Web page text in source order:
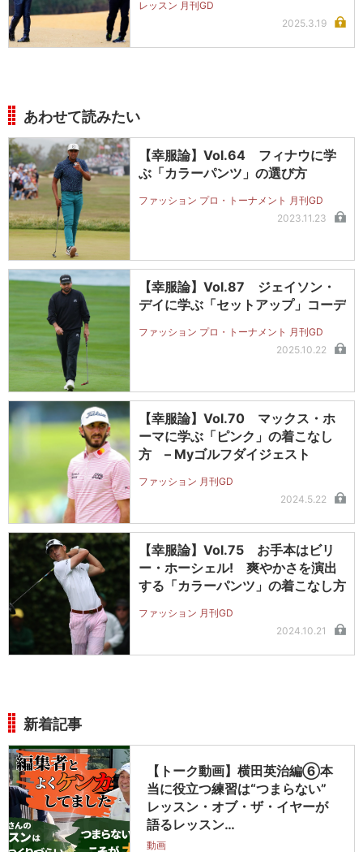
レッスン 月刊GD
2025.3.19
あわせて読みたい
【幸服論】Vol.64 フィナウに学
ぶ「カラーパンツ」の選び方
ファッション プロ・トーナメント 月刊GD
2023.11.23
【幸服論】Vol.87 ジェイソン・
デイに学ぶ「セットアップ」コーデ
ファッション プロ・トーナメント 月刊GD
2025.10.22
【幸服論】Vol.70 マックス・ホ
ーマに学ぶ「ピンク」の着こなし
方 – Myゴルフダイジェスト
ファッション 月刊GD
2024.5.22
【幸服論】Vol.75 お手本はビリ
ー・ホーシェル! 爽やかさを演出
する「カラーパンツ」の着こなし方
ファッション 月刊GD
2024.10.21
新着記事
【トーク動画】横田英治編⑥本
当に役立つ練習は“つまらない”
レッスン・オブ・ザ・イヤーが
語るレッスン…
動画